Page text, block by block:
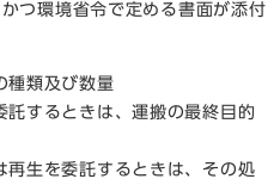
つ環境省令で定める書面が添付
類及び数量
するときは、運搬の最終目的
生を委託するときは、その処